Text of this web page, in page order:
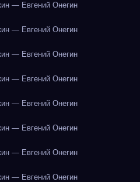
— Евгений Онегин
— Евгений Онегин
— Евгений Онегин
— Евгений Онегин
— Евгений Онегин
— Евгений Онегин
— Евгений Онегин
— Евгений Онегин